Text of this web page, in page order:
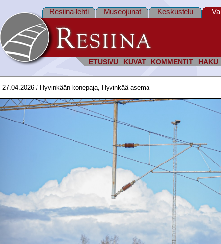
ETUSIVU KUVAT KOMMENTIT HAKU
Resiina-lehti Museojunat Keskustelu
27.04.2026 / Hyvinkään konepaja, Hyvinkää asema